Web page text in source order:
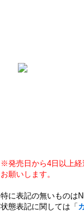
※発売日から4日以上経
お願いします。
特に表記の無いものは
状態表記に関しては「